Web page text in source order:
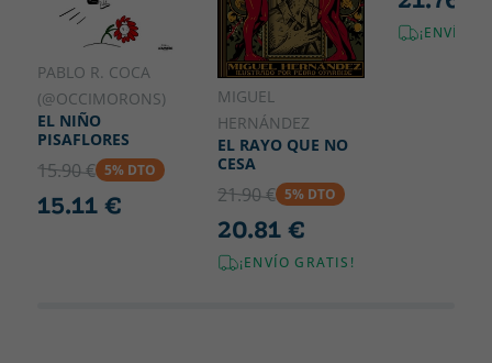
PABLO R. COCA
(@OCCIMORONS)
EL NIÑO
PISAFLORES
15.90 € 5% DTO
15.11 €
MIGUEL
HERNÁNDEZ
EL RAYO QUE NO
CESA
21.90 € 5% DTO
20.81 €
¡ENVÍO GRATIS!
¡ENVÍO